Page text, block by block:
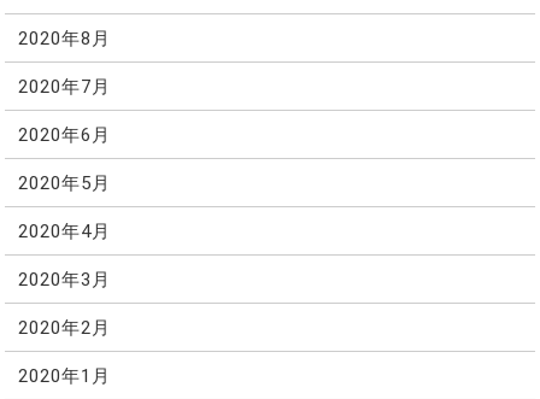
2020年8月
2020年7月
2020年6月
2020年5月
2020年4月
2020年3月
2020年2月
2020年1月